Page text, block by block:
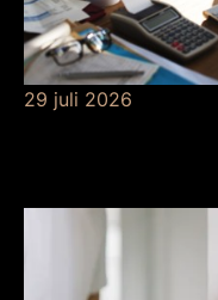
29 juli 2026